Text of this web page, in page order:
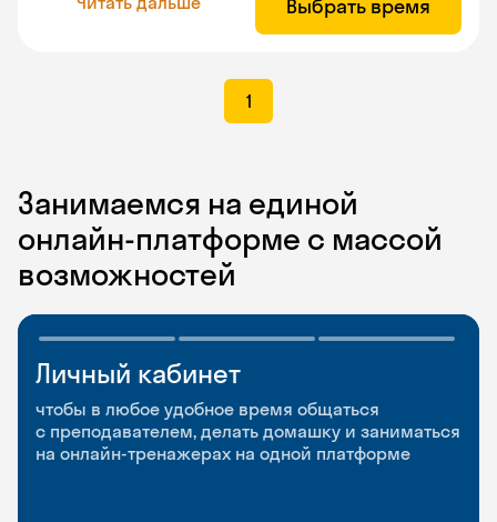
Выбрать время
1
Занимаемся на единой
онлайн-платформе с массой
возможностей
Личный кабинет
чтобы в любое удобное время общаться
с преподавателем, делать домашку и заниматься
на онлайн-тренажерах на одной платформе
Мобильное
приложение
чтобы заниматься и изучать новые слова где
и когда удобно
Разговорные клубы
и Talks
Групповые занятия для разговорной практики
и индивидуальные встречи с преподавателями